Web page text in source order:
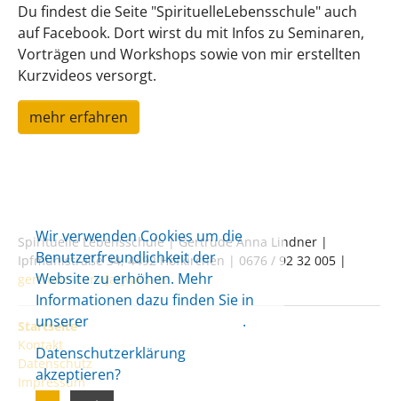
Wir verwenden Cookies um die
Benutzerfreundlichkeit der
Website zu erhöhen. Mehr
Informationen dazu finden Sie in
unserer
.
Datenschutzerklärung
akzeptieren?
Du findest die Seite "SpirituelleLebensschule" auch
auf Facebook. Dort wirst du mit Infos zu Seminaren,
Vorträgen und Workshops sowie von mir erstellten
Kurzvideos versorgt.
mehr erfahren
Spirituelle Lebensschule | Gertrude Anna Lindner |
Ipfmühlstraße 34, 4492 Hofkirchen | 0676 / 92 32 005 |
gertrude-anna[at]web.de
Startseite
Kontakt
Datenschutz
Impressum